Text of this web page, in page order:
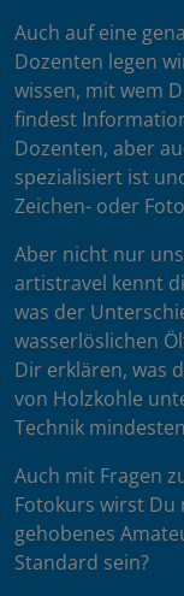
Auch auf eine
Dozenten legen
wissen, mit wem
findest
Dozenten, aber
spezialisiert ist
Zeichen- oder
Aber nicht nur
artistravel kennt
was der
wasserlöslichen
Dir erklären, was
von Holzkohle
Technik
Auch mit Fragen
Fotokurs wirst Du
gehobenes
Standard sein?